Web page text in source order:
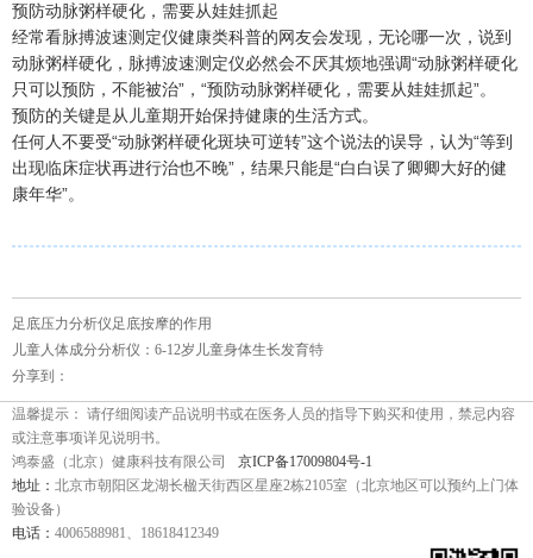
预防动脉粥样硬化，需要从娃娃抓起
经常看脉搏波速测定仪健康类科普的网友会发现，无论哪一次，说到
动脉粥样硬化，脉搏波速测定仪必然会不厌其烦地强调“动脉粥样硬化
只可以预防，不能被治”，“预防动脉粥样硬化，需要从娃娃抓起”。
预防的关键是从儿童期开始保持健康的生活方式。
任何人不要受“动脉粥样硬化斑块可逆转”这个说法的误导，认为“等到
出现临床症状再进行治也不晚”，结果只能是“白白误了卿卿大好的健
康年华”。
足底压力分析仪足底按摩的作用
儿童人体成分分析仪：6-12岁儿童身体生长发育特
分享到：
温馨提示： 请仔细阅读产品说明书或在医务人员的指导下购买和使用，禁忌内容
或注意事项详见说明书。
鸿泰盛（北京）健康科技有限公司
京ICP备17009804号-1
地址： 北京市朝阳区龙湖长楹天街西区星座2栋2105室（北京地区可以预约上门体
验设备）
电话： 4006588981、18618412349